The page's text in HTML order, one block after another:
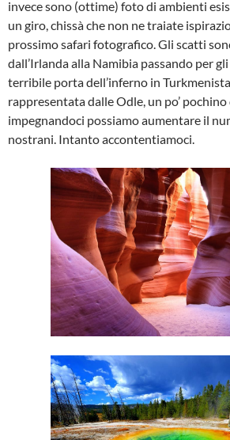
invece sono (ottime) foto di ambienti
un giro, chissà che non ne traiate
prossimo safari fotografico. Gli scatti
dall’Irlanda alla Namibia passando per
terribile porta dell’inferno in
rappresentata dalle Odle, un po’
impegnandoci possiamo aumentare il
nostrani. Intanto accontentiamoci.